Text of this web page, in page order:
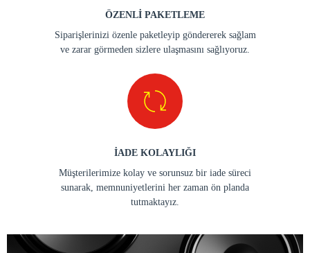
ÖZENLİ PAKETLEME
Siparişlerinizi özenle paketleyip göndererek sağlam
ve zarar görmeden sizlere ulaşmasını sağlıyoruz.
İADE KOLAYLIĞI
Müşterilerimize kolay ve sorunsuz bir iade süreci
sunarak, memnuniyetlerini her zaman ön planda
tutmaktayız.